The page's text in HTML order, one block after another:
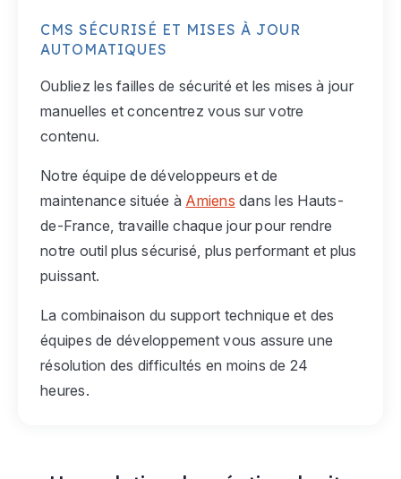
CMS SÉCURISÉ ET MISES À JOUR
AUTOMATIQUES
Oubliez les failles de sécurité et les mises à jour
manuelles et concentrez vous sur votre
contenu.
Notre équipe de développeurs et de
maintenance située à Amiens dans les Hauts-
de-France, travaille chaque jour pour rendre
notre outil plus sécurisé, plus performant et plus
puissant.
La combinaison du support technique et des
équipes de développement vous assure une
résolution des difficultés en moins de 24
heures.